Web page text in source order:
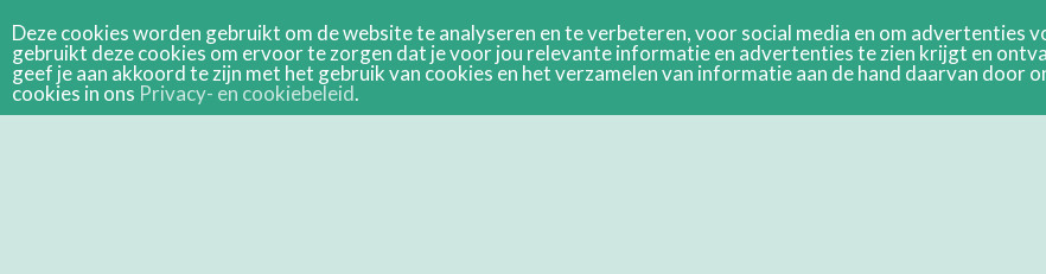
Deze cookies worden gebruikt om de website te analyseren en te verbeteren, voor social media en om advertenties
gebruikt deze cookies om ervoor te zorgen dat je voor jou relevante informatie en advertenties te zien krijgt en
geef je aan akkoord te zijn met het gebruik van cookies en het verzamelen van informatie aan de hand daarvan door
cookies in ons Privacy- en cookiebeleid.